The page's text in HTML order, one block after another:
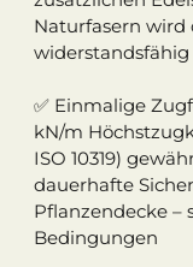
Naturfasern wird
✅ Einmalige
kN/m
ISO 10319)
dauerhafte
Pflanzendecke –
Bedingungen